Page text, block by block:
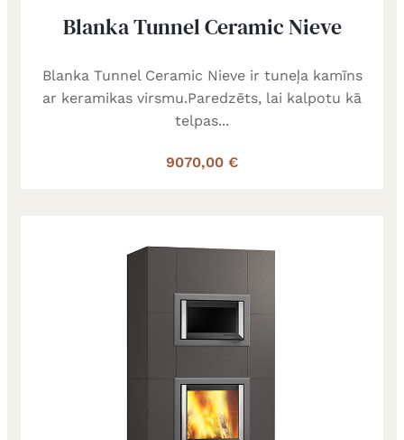
Blanka Tunnel Ceramic Nieve
Blanka Tunnel Ceramic Nieve ir tuneļa kamīns
ar keramikas virsmu.Paredzēts, lai kalpotu kā
telpas...
9070,00 €